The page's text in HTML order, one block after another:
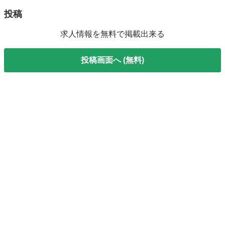
投稿
求人情報を無料で掲載出来る
投稿画面へ (無料)